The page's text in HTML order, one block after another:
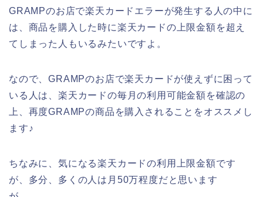
GRAMPのお店で楽天カードエラーが発生する人の中に
は、商品を購入した時に楽天カードの上限金額を超え
てしまった人もいるみたいですよ。
なので、GRAMPのお店で楽天カードが使えずに困って
いる人は、楽天カードの毎月の利用可能金額を確認の
上、再度GRAMPの商品を購入されることをオススメし
ます♪
ちなみに、気になる楽天カードの利用上限金額です
が、多分、多くの人は月50万程度だと思います